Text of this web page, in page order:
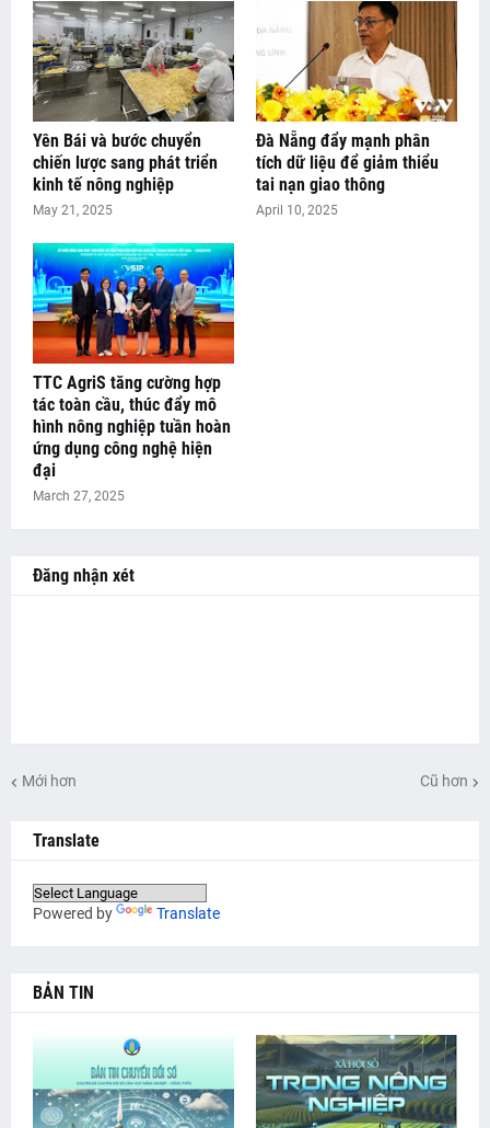
Yên Bái và bước chuyển
chiến lược sang phát triển
kinh tế nông nghiệp
May 21, 2025
Đà Nẵng đẩy mạnh phân
tích dữ liệu để giảm thiểu
tai nạn giao thông
April 10, 2025
TTC AgriS tăng cường hợp
tác toàn cầu, thúc đẩy mô
hình nông nghiệp tuần hoàn
ứng dụng công nghệ hiện
đại
March 27, 2025
Đăng nhận xét
Mới hơn Cũ hơn
Translate
Powered by Translate
BẢN TIN